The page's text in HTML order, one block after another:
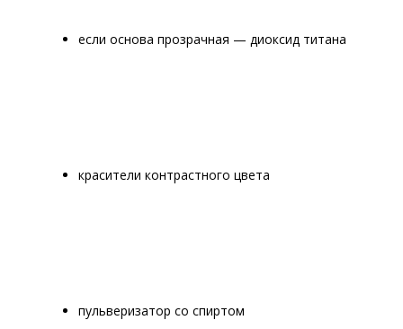
если основа прозрачная — диоксид титана
красители контрастного цвета
пульверизатор со спиртом